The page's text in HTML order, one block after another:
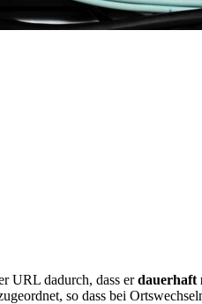
URL dadurch, dass erdauerhaft
so dass bei